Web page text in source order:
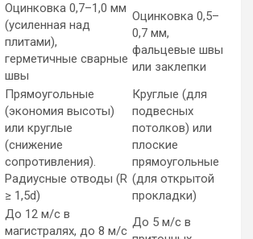
Оцинковка 0,7–1,0 мм
(усиленная над
плитами),
герметичные сварные
швы
Оцинковка 0,5–
0,7 мм,
фальцевые швы
или заклепки
Прямоугольные
(экономия высоты)
или круглые
(снижение
сопротивления).
Радиусные отводы (R
≥ 1,5d)
Круглые (для
подвесных
потолков) или
плоские
прямоугольные
(для открытой
прокладки)
До 12 м/с в
магистралях, до 8 м/с
До 5 м/с в